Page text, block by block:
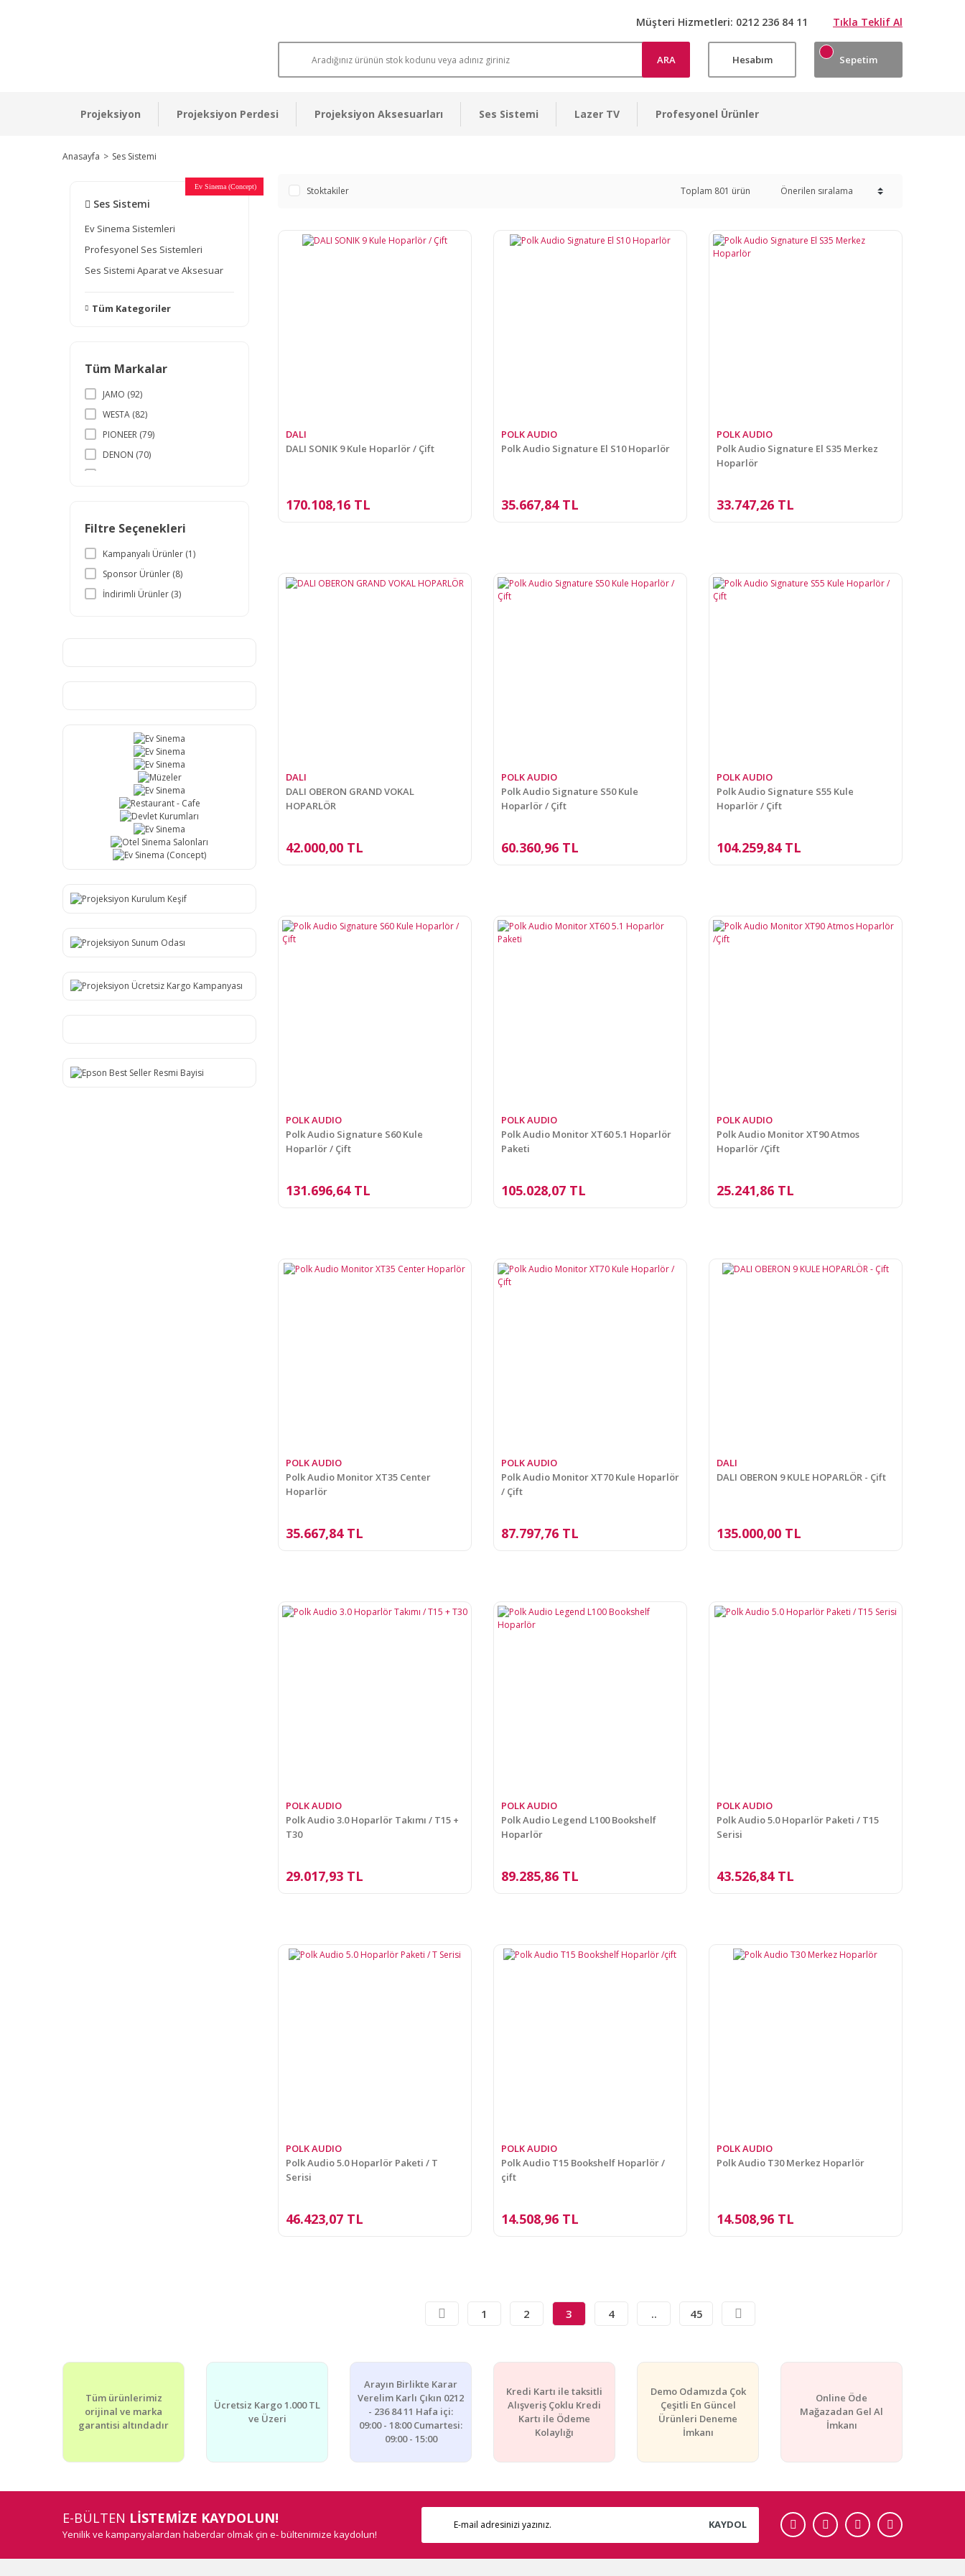
Müşteri Hizmetleri: 0212 236 84 11 Tıkla Teklif Al
ARA Hesabım Sepetim
Projeksiyon Projeksiyon Perdesi Projeksiyon Aksesuarları Ses Sistemi Lazer TV Profesyonel Ürünler
Anasayfa Ses Sistemi
Ses Sistemi
Ev Sinema Sistemleri
Profesyonel Ses Sistemleri
Ses Sistemi Aparat ve Aksesuar
Tüm Kategoriler
Tüm Markalar
JAMO (92)
WESTA (82)
PIONEER (79)
DENON (70)
DENOX Audio (38)
MARANTZ (33)
GOLDENEAR (27)
ONKYO (25)
Cambridge Audio (5)
HARMAN KARDON (5)
KÖNIG (5)
OSAWA (5)
FIDEK (4)
PHILIPS (4)
Q Acoustics (4)
APART AUDIO (3)
FBT (3)
TÜİG (3)
NAD (2)
Filtre Seçenekleri
Kampanyalı Ürünler (1)
Sponsor Ürünler (8)
İndirimli Ürünler (3)
Ev Sinema
Ev Sinema
Ev Sinema
Müzeler
Ev Sinema
Restaurant - Cafe
Devlet Kurumları
Ev Sinema
Otel Sinema Salonları
Ev Sinema (Concept) Stoktakiler Toplam 801 ürün
DALI
DALI SONIK 9 Kule Hoparlör / Çift
170.108,16 TL
POLK AUDIO
Polk Audio Signature El S10 Hoparlör
35.667,84 TL
POLK AUDIO
Polk Audio Signature El S35 Merkez
Hoparlör
33.747,26 TL
DALI
DALI OBERON GRAND VOKAL
HOPARLÖR
42.000,00 TL
POLK AUDIO
Polk Audio Signature S50 Kule
Hoparlör / Çift
60.360,96 TL
POLK AUDIO
Polk Audio Signature S55 Kule
Hoparlör / Çift
104.259,84 TL
POLK AUDIO
Polk Audio Signature S60 Kule
Hoparlör / Çift
131.696,64 TL
POLK AUDIO
Polk Audio Monitor XT60 5.1 Hoparlör
Paketi
105.028,07 TL
POLK AUDIO
Polk Audio Monitor XT90 Atmos
Hoparlör /Çift
25.241,86 TL
POLK AUDIO
Polk Audio Monitor XT35 Center
Hoparlör
35.667,84 TL
POLK AUDIO
Polk Audio Monitor XT70 Kule Hoparlör
/ Çift
87.797,76 TL
DALI
DALI OBERON 9 KULE HOPARLÖR - Çift
135.000,00 TL
POLK AUDIO
Polk Audio 3.0 Hoparlör Takımı / T15 +
T30
29.017,93 TL
POLK AUDIO
Polk Audio Legend L100 Bookshelf
Hoparlör
89.285,86 TL
POLK AUDIO
Polk Audio 5.0 Hoparlör Paketi / T15
Serisi
43.526,84 TL
POLK AUDIO
Polk Audio 5.0 Hoparlör Paketi / T
Serisi
46.423,07 TL
POLK AUDIO
Polk Audio T15 Bookshelf Hoparlör /
çift
14.508,96 TL
POLK AUDIO
Polk Audio T30 Merkez Hoparlör
14.508,96 TL
1 2 3 4 .. 45
Tüm ürünlerimiz
orijinal ve marka
garantisi altındadır
Ücretsiz Kargo 1.000 TL
ve Üzeri
Arayın Birlikte Karar
Verelim Karlı Çıkın 0212
- 236 84 11 Hafa içi:
09:00 - 18:00 Cumartesi:
09:00 - 15:00
Kredi Kartı ile taksitli
Alışveriş Çoklu Kredi
Kartı ile Ödeme
Kolaylığı
Demo Odamızda Çok
Çeşitli En Güncel
Ürünleri Deneme
İmkanı
Online Öde
Mağazadan Gel Al
İmkanı
E-BÜLTEN LİSTEMİZE KAYDOLUN!
Yenilik ve kampanyalardan haberdar olmak çin e- bültenimize kaydolun!
KAYDOL